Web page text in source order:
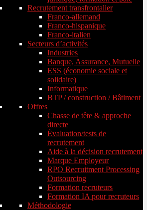
Recrutement transfrontalier
Franco-allemand
Franco-hispanique
Franco-italien
Secteurs d’activités
Industries
Banque, Assurance, Mutuelle
ESS (économie sociale et
solidaire)
Informatique
BTP / construction / Bâtiment
Offres
Chasse de tête & approche
directe
Évaluation/tests de
recrutement
Aide à la décision recrutement
Marque Employeur
RPO Recruitment Processing
Outsourcing
Formation recruteurs
Formation IA pour recruteurs
Méthodologie